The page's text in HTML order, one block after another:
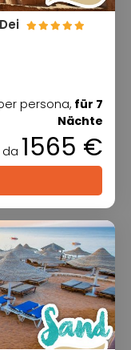
persona, für 7
Nächte
da 1565 €